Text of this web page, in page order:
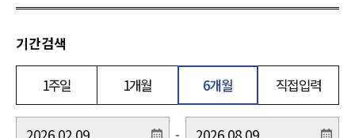
기간검색
1주일 1개월 6개월 직접입력